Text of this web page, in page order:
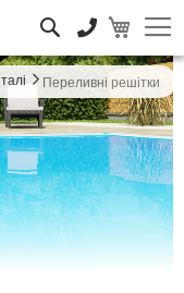
Переливні решітки